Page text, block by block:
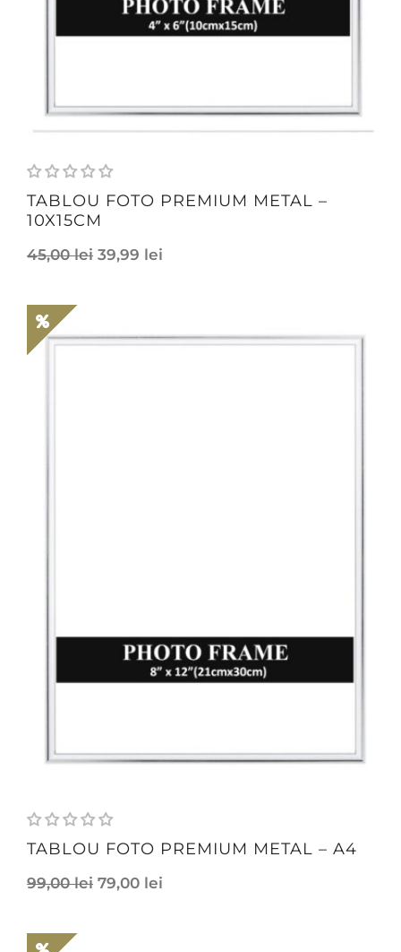
TABLOU FOTO PREMIUM METAL –
10X15CM
45,00lei 39,99 lei
TABLOU FOTO PREMIUM METAL – A4
99,00lei 79,00 lei